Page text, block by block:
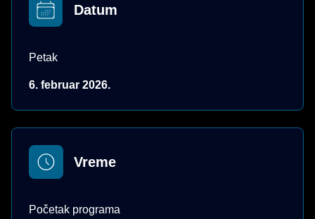
Datum
Petak
6. februar 2026.
Vreme
Početak programa